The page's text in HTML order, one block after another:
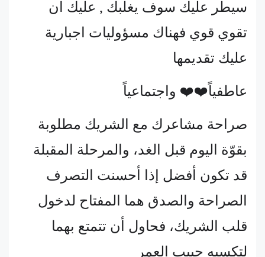
سيطر عليك سوف يغلبك , عليك ان
تقوي قوي فهناك مسؤوليات اجبارية
عليك تقديمها
عاطفياً❤️❤️ واجتماعياً
صراحة مشاعرك مع الشريك مطلوبة
بقوّة اليوم قبل الغد، والمرحلة المقبلة
قد تكون أفضل إذا أحسنت التصرف
الصراحة والصدق هما المفتاح لدخول
قلب الشريك، فحاول أن تتمتع بهما
لتكسبه حبيب العمر